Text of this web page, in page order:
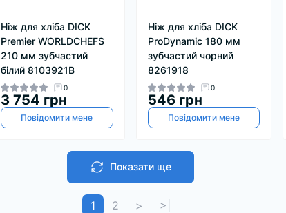
Ніж для хліба DICK
Premier WORLDCHEFS
210 мм зубчастий
білий 8103921B
0
3 754 грн
Повідомити мене
Ніж для хліба DICK
ProDynamic 180 мм
зубчастий чорний
8261918
0
546 грн
Повідомити мене
Показати ще
1 2 > >|